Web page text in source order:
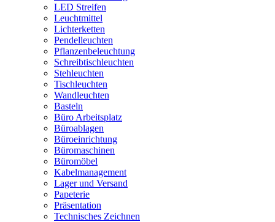
LED Streifen
Leuchtmittel
Lichterketten
Pendelleuchten
Pflanzenbeleuchtung
Schreibtischleuchten
Stehleuchten
Tischleuchten
Wandleuchten
Basteln
Büro Arbeitsplatz
Büroablagen
Büroeinrichtung
Büromaschinen
Büromöbel
Kabelmanagement
Lager und Versand
Papeterie
Präsentation
Technisches Zeichnen